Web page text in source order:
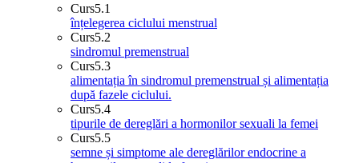
Curs5.1
înțelegerea ciclului menstrual
Curs5.2
sindromul premenstrual
Curs5.3
alimentația în sindromul premenstrual și alimentația
după fazele ciclului.
Curs5.4
tipurile de dereglări a hormonilor sexuali la femei
Curs5.5
semne și simptome ale dereglărilor endocrine a